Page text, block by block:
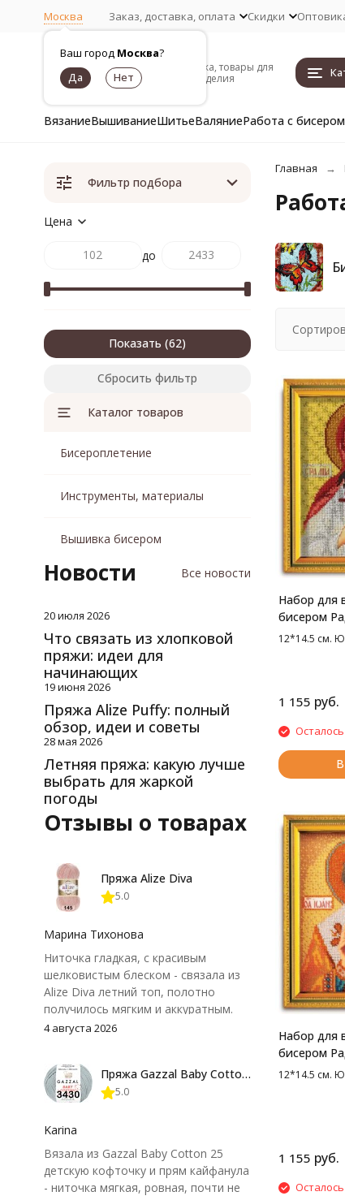
Москва
Ваш город Москва?
Заказ, доставка, оплата Скидки
Пряжа, товары для
рукоделия
ВязаниеВышиваниеШитьеВаляниеРабота с бисером
Главная
Набор для
бисером
Св. Алла,
12*14.5 см.
1 155 руб.
Набор для
бисером
Св. Иоанн
12*14.5 см.
1 155 руб.
Фильтр подбора
Цена
до
Показать
Сбросить фильтр
Каталог товаров
Бисероплетение
Инструменты, материалы
Вышивка бисером
Новости Все новости
20 июля 2026
Что связать из хлопковой
пряжи: идеи для
начинающих
19 июня 2026
Пряжа Alize Puffy: полный
обзор, идеи и советы
28 мая 2026
Летняя пряжа: какую лучше
выбрать для жаркой
погоды
Отзывы о товарах
Пряжа Alize Diva
5.0
Марина Тихонова
Ниточка гладкая, с красивым
шелковистым блеском - связала из
Alize Diva летний топ, полотно
получилось мягким и аккуратным.
Петли хорошо видны, вяжется
нюанс - пряжа немного скользит и
иногда расслаивается, пришлось
крючок поудобнее.
4 августа 2026
Пряжа Gazzal Baby Cotton 25
5.0
Karina
Вязала из Gazzal Baby Cotton 25
детскую кофточку и прям кайфанула
- ниточка мягкая, ровная, почти не